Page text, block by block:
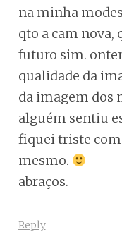
na minha
qto a cam nova,
futuro sim.
qualidade da
da imagem dos
alguém sentiu
fiquei triste com
mesmo.
abraços.
Reply